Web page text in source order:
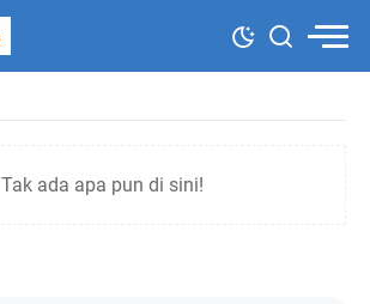
Tak ada apa pun di sini!